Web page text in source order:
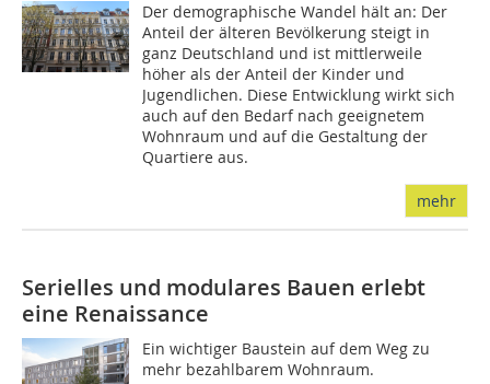
Der demographische Wandel hält an: Der
Anteil der älteren Bevölkerung steigt in
ganz Deutschland und ist mittlerweile
höher als der Anteil der Kinder und
Jugendlichen. Diese Entwicklung wirkt sich
auch auf den Bedarf nach geeignetem
Wohnraum und auf die Gestaltung der
Quartiere aus.
mehr
Serielles und modulares Bauen erlebt
eine Renaissance
Ein wichtiger Baustein auf dem Weg zu
mehr bezahlbarem Wohnraum.